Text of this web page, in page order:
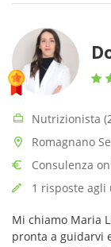
Nutrizionista
Romagnano
Consulenza
1 risposte agli
Mi chiamo Maria
pronta a guidarvi